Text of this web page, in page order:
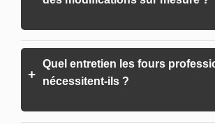
+
Quel entretien les fours
nécessitent-ils ?